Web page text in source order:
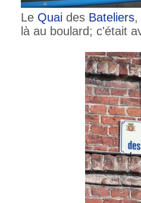
Le Quai des Bateliers,
là au boulard; c'était